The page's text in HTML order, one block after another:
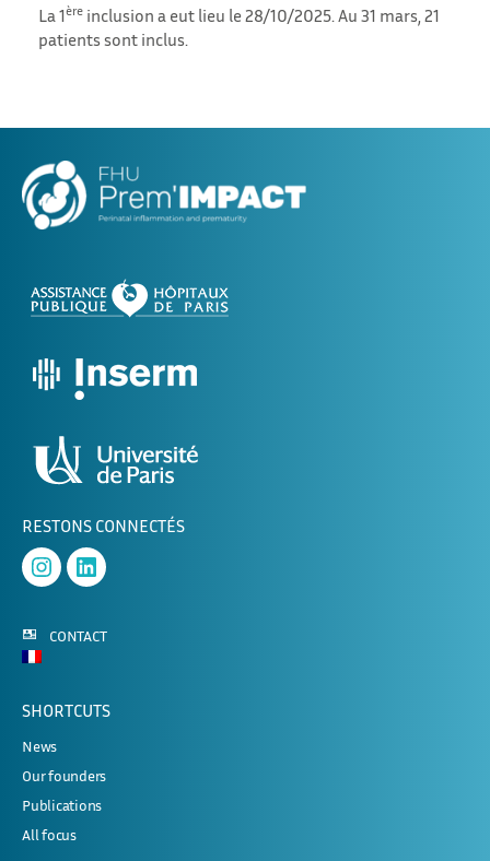
La 1ère inclusion a eut lieu le 28/10/2025. Au 31 mars, 21
patients sont inclus.
RESTONS CONNECTÉS
Instagram
Linked
CONTACT
SHORTCUTS
News
Our founders
Publications
All focus